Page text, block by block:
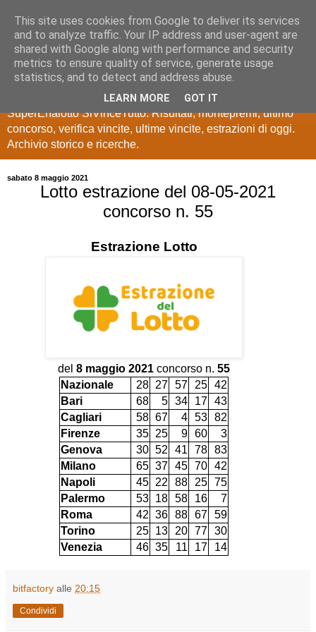
Estrazioni Lotto
SuperEnalotto
Ultime estrazioni di Lotto, SuperEnalotto, 10 e lotto,
SuperEnalotto SiVinceTutto. Risultati, montepremi, ultimo
concorso, verifica vincite, ultime vincite, estrazioni di oggi.
Archivio storico e ricerche.
sabato 8 maggio 2021
Lotto estrazione del 08-05-2021
concorso n. 55
Estrazione Lotto
del 8 maggio 2021 concorso n. 55
Nazionale
28 27 57 25 42
Bari
68 5 34 17 43
Cagliari
58 67 4 53 82
Firenze
35 25 9 60
3
Genova
30 52 41 78 83
Milano
65 37 45 70 42
Napoli
45 22 88 25 75
Palermo
53 18 58 16
7
Roma
42 36 88 67 59
Torino
25 13 20 77 30
Venezia
46 35 11 17 14
bitfactory alle 20:15
Condividi
This site uses cookies from Google to deliver its services
and to analyze traffic. Your IP address and user-agent are
shared with Google along with performance and security
metrics to ensure quality of service, generate usage
statistics, and to detect and address abuse.
LEARN MORE GOT IT